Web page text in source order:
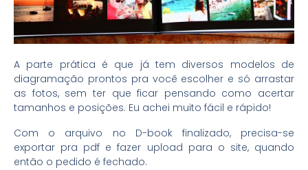
A parte prática é que já tem diversos modelos de
diagramação prontos pra você escolher e só arrastar
as fotos, sem ter que ficar pensando como acertar
tamanhos e posições. Eu achei muito fácil e rápido!
Com o arquivo no D-book finalizado, precisa-se
exportar pra pdf e fazer upload para o site, quando
então o pedido é fechado.